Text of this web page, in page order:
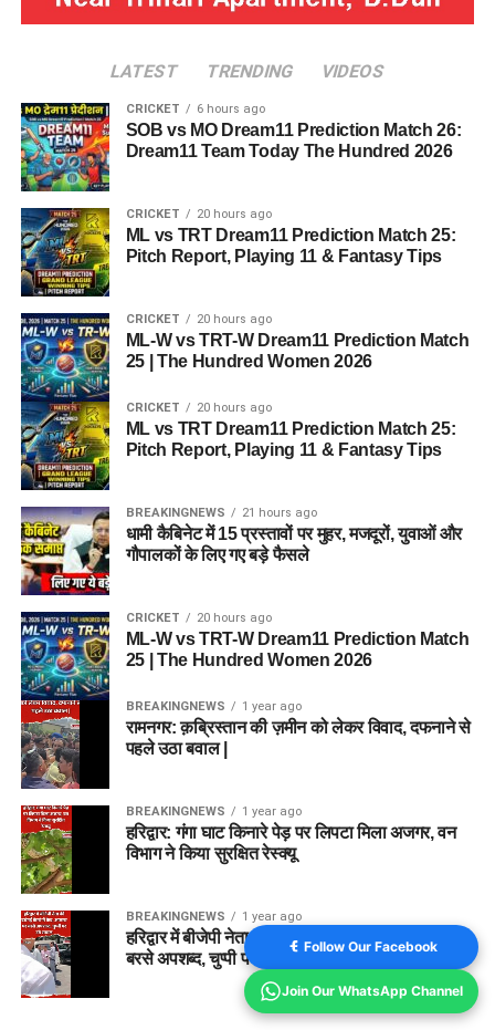
LATEST TRENDING VIDEOS
CRICKET 6 hours ago
SOB vs MO Dream11 Prediction Match 26:
Dream11 Team Today The Hundred 2026
CRICKET 20 hours ago
ML vs TRT Dream11 Prediction Match 25:
Pitch Report, Playing 11 & Fantasy Tips
CRICKET 20 hours ago
ML-W vs TRT-W Dream11 Prediction Match
25 | The Hundred Women 2026
CRICKET 20 hours ago
ML vs TRT Dream11 Prediction Match 25:
Pitch Report, Playing 11 & Fantasy Tips
BREAKINGNEWS 21 hours ago
धामी कैबिनेट में 15 प्रस्तावों पर मुहर, मजदूरों, युवाओं और
गौपालकों के लिए गए बड़े फैसले
CRICKET 20 hours ago
ML-W vs TRT-W Dream11 Prediction Match
25 | The Hundred Women 2026
BREAKINGNEWS 1 year ago
रामनगर: क़ब्रिस्तान की ज़मीन को लेकर विवाद, दफनाने से
पहले उठा बवाल |
BREAKINGNEWS 1 year ago
हरिद्वार: गंगा घाट किनारे पेड़ पर लिपटा मिला अजगर, वन
विभाग ने किया सुरक्षित रेस्क्यू
BREAKINGNEWS 1 year ago
हरिद्वार में बीजेपी नेता की दबंगई कैमरे में कैद, अफसर पर
बरसे अपशब्द, चुप्पी पर उठे सवाल
Follow Our Facebook
Join Our WhatsApp Channel